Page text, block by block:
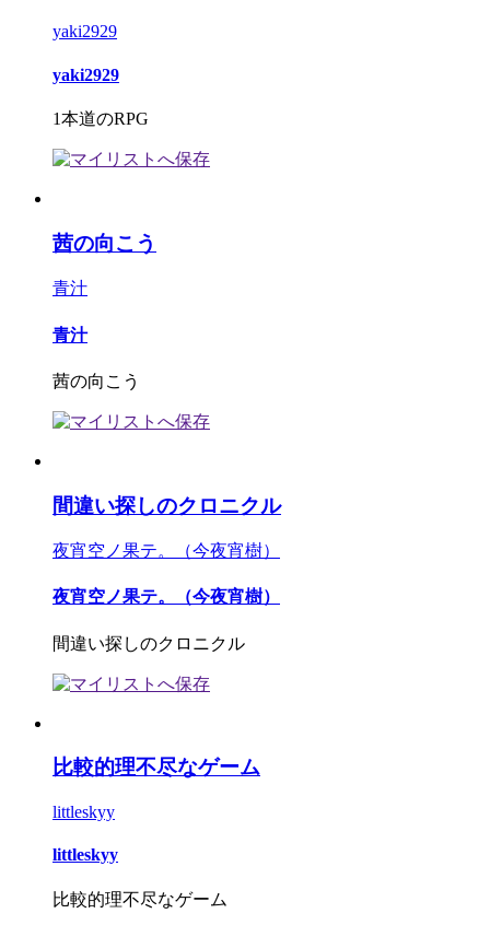
yaki2929
yaki2929
1本道のRPG
茜の向こう
青汁
青汁
茜の向こう
間違い探しのクロニクル
夜宵空ノ果テ。（今夜宵樹）
夜宵空ノ果テ。（今夜宵樹）
間違い探しのクロニクル
比較的理不尽なゲーム
littleskyy
littleskyy
比較的理不尽なゲーム